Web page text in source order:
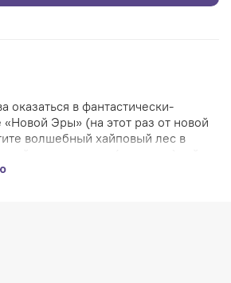
оказаться в фантастически-
Эры» (на этот раз от новой
волшебный хайповый лес в
новозеландским Шерлоком